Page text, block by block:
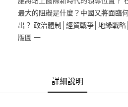
付款後7-11取貨
每筆NT$60，滿NT$499(含以上)免運費
宅配
最大的阻礙是什麼？中國又將面臨
出？ 政治體制│經貿戰爭│地緣戰
版圖 一
詳細說明